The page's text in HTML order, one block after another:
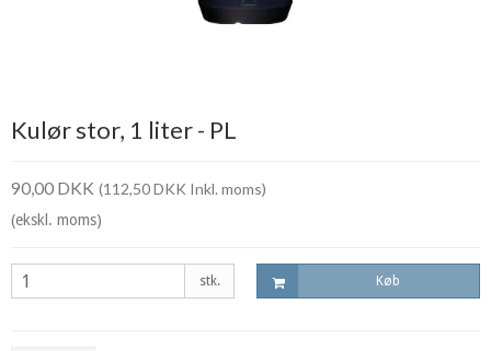
Kulør stor, 1 liter - PL
90,00 DKK (112,50 DKK Inkl. moms)
(ekskl. moms)
stk. Køb